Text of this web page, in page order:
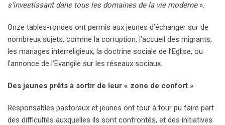
s’investissant dans tous les domaines de la vie moderne».
Onze tables-rondes ont permis aux jeunes d’échanger sur de
nombreux sujets, comme la corruption, l’accueil des migrants,
les mariages interreligieux, la doctrine sociale de l’Eglise, ou
l’annonce de l’Evangile sur les réseaux sociaux.
Des jeunes prêts à sortir de leur « zone de confort »
Responsables pastoraux et jeunes ont tour à tour pu faire part
des difficultés auxquelles ils sont confrontés, et des initiatives